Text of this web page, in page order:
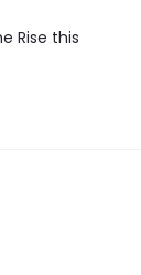
Rise this